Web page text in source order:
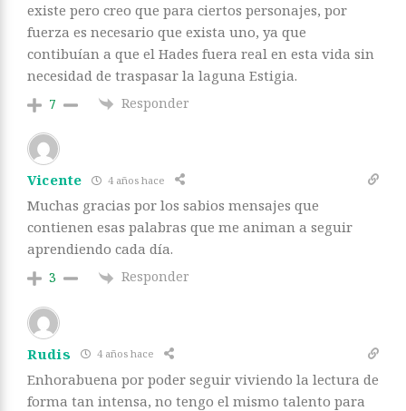
existe pero creo que para ciertos personajes, por
fuerza es necesario que exista uno, ya que
contibuían a que el Hades fuera real en esta vida sin
necesidad de traspasar la laguna Estigia.
7 Responder
Vicente 4 años hace
Muchas gracias por los sabios mensajes que
contienen esas palabras que me animan a seguir
aprendiendo cada día.
3 Responder
Rudis 4 años hace
Enhorabuena por poder seguir viviendo la lectura de
forma tan intensa, no tengo el mismo talento para